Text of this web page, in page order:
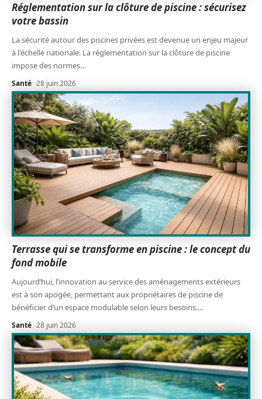
Réglementation sur la clôture de piscine : sécurisez
votre bassin
La sécurité autour des piscines privées est devenue un enjeu majeur
à l'échelle nationale. La réglementation sur la clôture de piscine
impose des normes…
Santé 28 juin 2026
Terrasse qui se transforme en piscine : le concept du
fond mobile
Aujourd’hui, l’innovation au service des aménagements extérieurs
est à son apogée, permettant aux propriétaires de piscine de
bénéficier d’un espace modulable selon leurs besoins.…
Santé 28 juin 2026